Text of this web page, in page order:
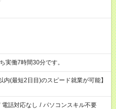
のうち実働7時間30分です。
(最短2日目)のスピード就業が可能】
電話対応なし / パソコンスキル不要